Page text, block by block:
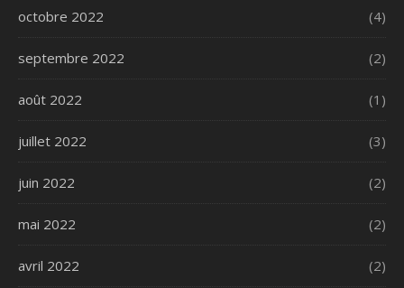
octobre 2022 (4)
septembre 2022 (2)
août 2022 (1)
juillet 2022 (3)
juin 2022 (2)
mai 2022 (2)
avril 2022 (2)